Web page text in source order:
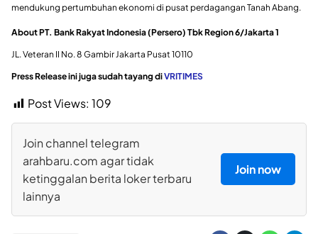
mendukung pertumbuhan ekonomi di pusat perdagangan Tanah Abang.
About PT. Bank Rakyat Indonesia (Persero) Tbk Region 6/Jakarta 1
JL. Veteran II No. 8 Gambir Jakarta Pusat 10110
Press Release ini juga sudah tayang diVRITIMES
Post Views: 109
Join channel telegram
arahbaru.com agar tidak
ketinggalan berita loker terbaru
lainnya
Join now